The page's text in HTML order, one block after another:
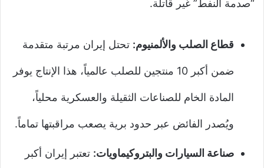
“صدمة النفط” غير قاتلة.
قطاع الصلب والألمنيوم: تحتل إيران مرتبة متقدمة
ضمن أكبر 10 منتجين للصلب عالمياً، هذا الإنتاج يوفر
المادة الخام للصناعات الثقيلة والعسكرية محلياً،
ويُصدر الفائض عبر حدود برية يصعب مراقبتها تماماً.
صناعة السيارات والبتروكيماويات: تعتبر إيران أكبر